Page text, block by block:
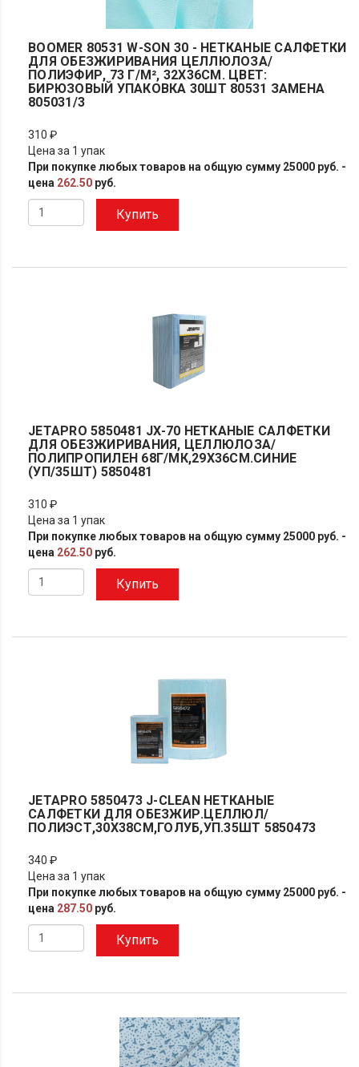
BOOMER 80531 W-SON 30 - НЕТКАНЫЕ САЛФЕТКИ
ДЛЯ ОБЕЗЖИРИВАНИЯ ЦЕЛЛЮЛОЗА/
ПОЛИЭФИР, 73 Г/М², 32X36СМ. ЦВЕТ:
БИРЮЗОВЫЙ УПАКОВКА 30ШТ 80531 ЗАМЕНА
805031/3
310 ₽
Цена за 1 упак
При покупке любых товаров на общую сумму 25000 руб. -
цена 262.50 руб.
Купить
JETAPRO 5850481 JX-70 НЕТКАНЫЕ САЛФЕТКИ
ДЛЯ ОБЕЗЖИРИВАНИЯ, ЦЕЛЛЮЛОЗА/
ПОЛИПРОПИЛЕН 68Г/МК,29Х36СМ.СИНИЕ
(УП/35ШТ) 5850481
310 ₽
Цена за 1 упак
При покупке любых товаров на общую сумму 25000 руб. -
цена 262.50 руб.
Купить
JETAPRO 5850473 J-CLEAN НЕТКАНЫЕ
САЛФЕТКИ ДЛЯ ОБЕЗЖИР.ЦЕЛЛЮЛ/
ПОЛИЭСТ,30X38СМ,ГОЛУБ,УП.35ШТ 5850473
340 ₽
Цена за 1 упак
При покупке любых товаров на общую сумму 25000 руб. -
цена 287.50 руб.
Купить